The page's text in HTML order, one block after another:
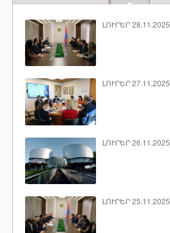
ԼՈՒՐԵՐ 28.11.2025
ԼՈՒՐԵՐ 27.11.2025
ԼՈՒՐԵՐ 26.11.2025
ԼՈՒՐԵՐ 25.11.2025